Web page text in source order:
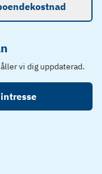
vi dig uppdaterad.